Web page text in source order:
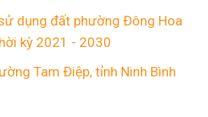
dụng đất phường Đông Hoa
kỳ 2021 - 2030
Tam Điệp, tỉnh Ninh Bình